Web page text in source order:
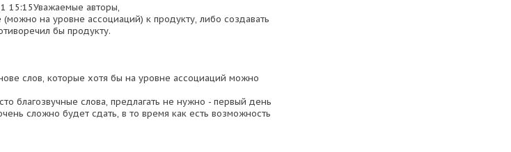
15:15Уважаемые авторы,
на уровне ассоциаций) к продукту, либо создавать
бы продукту.
слов, которые хотя бы на уровне ассоциаций можно
благозвучные слова, предлагать не нужно - первый день
сложно будет сдать, в то время как есть возможность